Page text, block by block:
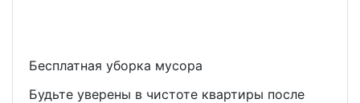
Бесплатная уборка мусора
Будьте уверены в чистоте квартиры после